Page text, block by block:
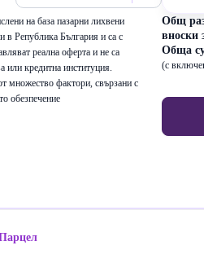
на база пазарни лихвени
в Република България и са с
реална оферта и не са
или кредитна институция.
множество фактори, свързани с
обезпечение
Общ
вноски
Обща
(с